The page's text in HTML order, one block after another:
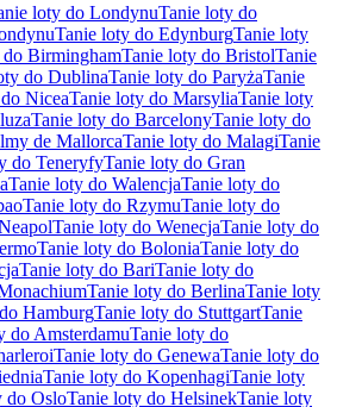
loty do LondynuTanie loty do
Tanie loty do EdynburgTanie loty
BirminghamTanie loty do BristolTanie
do DublinaTanie loty do ParyżaTanie
NiceaTanie loty do MarsyliaTanie loty
Tanie loty do BarcelonyTanie loty do
de MallorcaTanie loty do MalagiTanie
do TeneryfyTanie loty do Gran
Tanie loty do WalencjaTanie loty do
Tanie loty do RzymuTanie loty do
Tanie loty do WenecjaTanie loty do
Tanie loty do BoloniaTanie loty do
Tanie loty do BariTanie loty do
Tanie loty do BerlinaTanie loty
HamburgTanie loty do StuttgartTanie
do AmsterdamuTanie loty do
Tanie loty do GenewaTanie loty do
Tanie loty do KopenhagiTanie loty
do OsloTanie loty do HelsinekTanie loty